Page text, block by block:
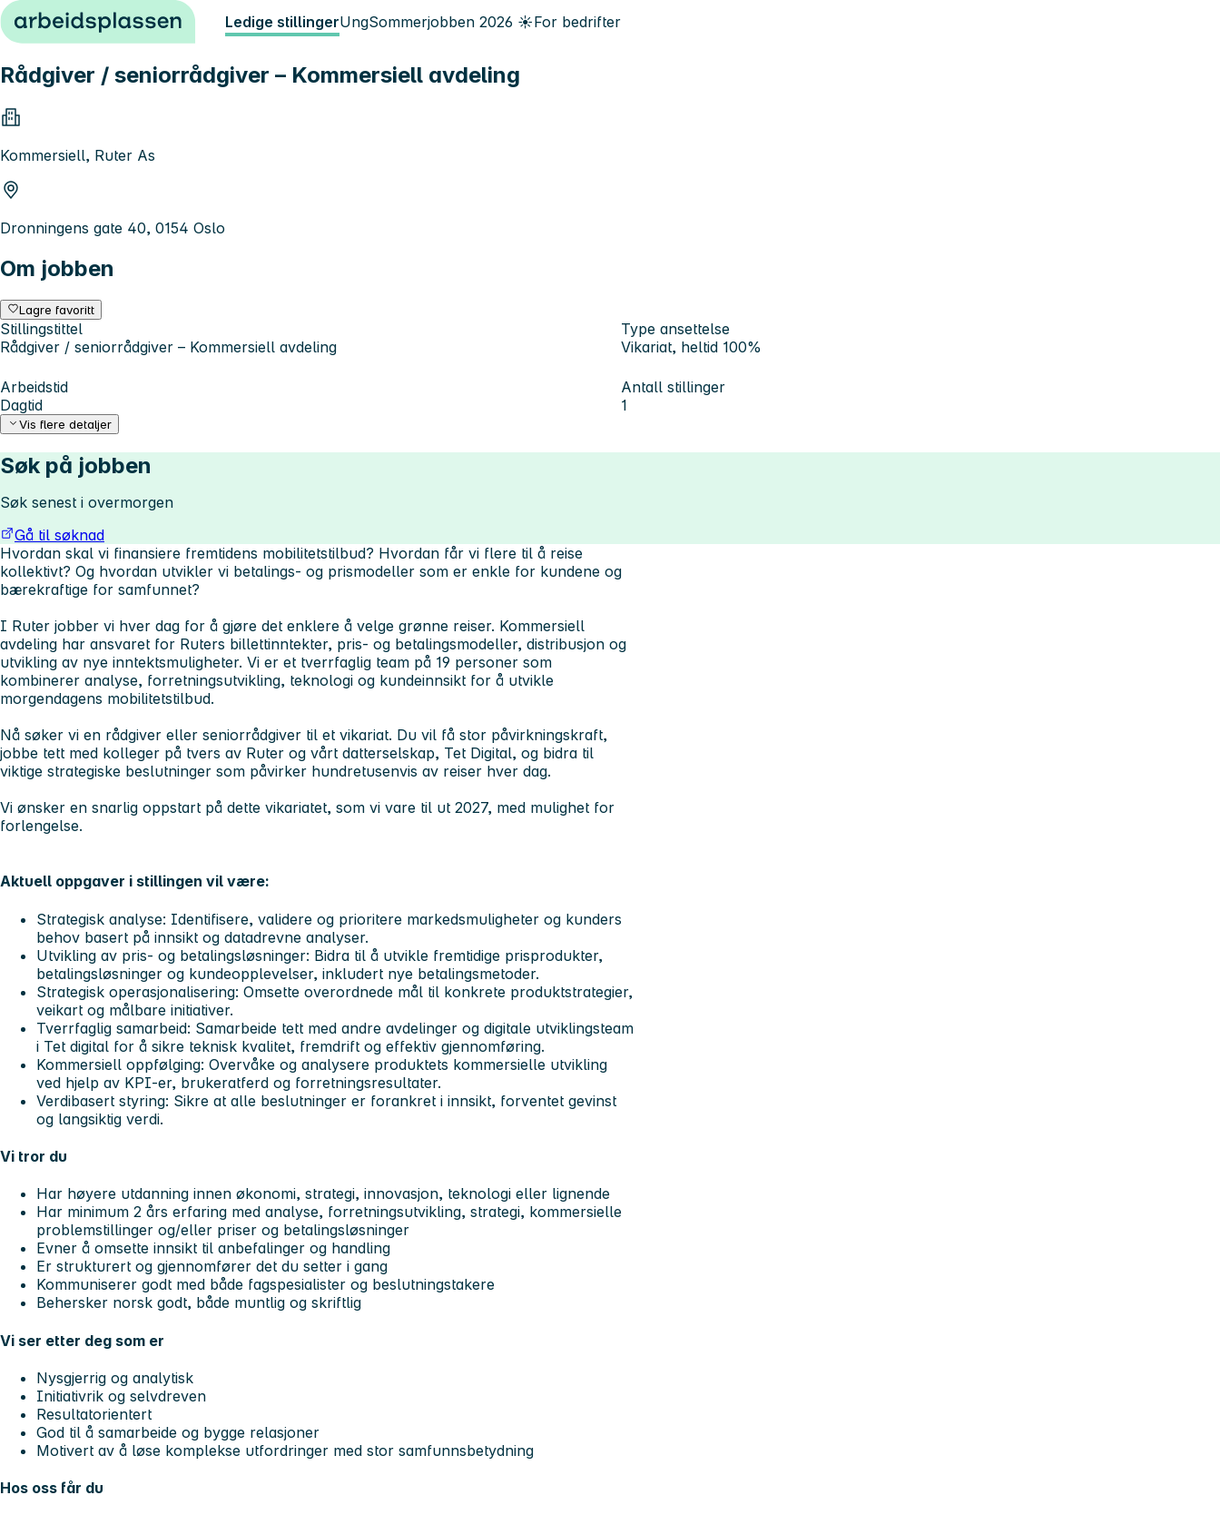
Hopp til innhold Ledige stillingerUngSommerjobben 2026 ☀️For bedrifter
Rådgiver / seniorrådgiver – Kommersiell avdeling
Kommersiell, Ruter As
Dronningens gate 40, 0154 Oslo
Om jobben
Lagre favoritt
Stillingstittel
Rådgiver / seniorrådgiver – Kommersiell avdeling
Type ansettelse
Vikariat, heltid 100%
Arbeidstid
Dagtid
Antall stillinger
1
Vis flere detaljer
Søk på jobben
Søk senest i overmorgen
Gå til søknad
Hvordan skal vi finansiere fremtidens mobilitetstilbud? Hvordan får vi flere til å reise
kollektivt? Og hvordan utvikler vi betalings- og prismodeller som er enkle for kundene og
bærekraftige for samfunnet?
I Ruter jobber vi hver dag for å gjøre det enklere å velge grønne reiser. Kommersiell
avdeling har ansvaret for Ruters billettinntekter, pris- og betalingsmodeller, distribusjon og
utvikling av nye inntektsmuligheter. Vi er et tverrfaglig team på 19 personer som
kombinerer analyse, forretningsutvikling, teknologi og kundeinnsikt for å utvikle
morgendagens mobilitetstilbud.
Nå søker vi en rådgiver eller seniorrådgiver til et vikariat. Du vil få stor påvirkningskraft,
jobbe tett med kolleger på tvers av Ruter og vårt datterselskap, Tet Digital, og bidra til
viktige strategiske beslutninger som påvirker hundretusenvis av reiser hver dag.
Vi ønsker en snarlig oppstart på dette vikariatet, som vi vare til ut 2027, med mulighet for
forlengelse.
Aktuell oppgaver i stillingen vil være:
Strategisk analyse: Identifisere, validere og prioritere markedsmuligheter og kunders
behov basert på innsikt og datadrevne analyser.
Utvikling av pris- og betalingsløsninger: Bidra til å utvikle fremtidige prisprodukter,
betalingsløsninger og kundeopplevelser, inkludert nye betalingsmetoder.
Strategisk operasjonalisering: Omsette overordnede mål til konkrete produktstrategier,
veikart og målbare initiativer.
Tverrfaglig samarbeid: Samarbeide tett med andre avdelinger og digitale utviklingsteam
i Tet digital for å sikre teknisk kvalitet, fremdrift og effektiv gjennomføring.
Kommersiell oppfølging: Overvåke og analysere produktets kommersielle utvikling
ved hjelp av KPI-er, brukeratferd og forretningsresultater.
Verdibasert styring: Sikre at alle beslutninger er forankret i innsikt, forventet gevinst
og langsiktig verdi.
Vi tror du
Har høyere utdanning innen økonomi, strategi, innovasjon, teknologi eller lignende
Har minimum 2 års erfaring med analyse, forretningsutvikling, strategi, kommersielle
problemstillinger og/eller priser og betalingsløsninger
Evner å omsette innsikt til anbefalinger og handling
Er strukturert og gjennomfører det du setter i gang
Kommuniserer godt med både fagspesialister og beslutningstakere
Behersker norsk godt, både muntlig og skriftlig
Vi ser etter deg som er
Nysgjerrig og analytisk
Initiativrik og selvdreven
Resultatorientert
God til å samarbeide og bygge relasjoner
Motivert av å løse komplekse utfordringer med stor samfunnsbetydning
Hos oss får du